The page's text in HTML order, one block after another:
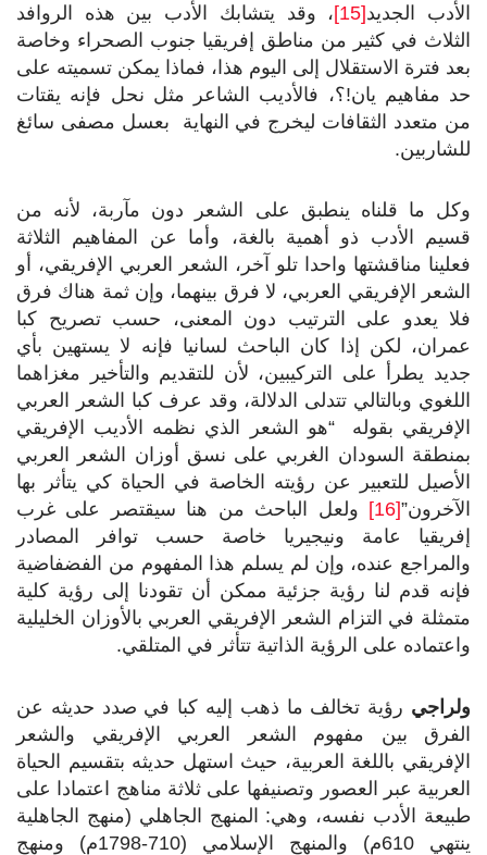
الأدب الجديد[15]
، وقد يتشابك الأدب بين هذه الروافد
الثلاث في كثير من مناطق إفريقيا جنوب الصحراء وخاصة
بعد فترة الاستقلال إلى اليوم هذا، فماذا يمكن تسميته على
حد مفاهيم يان!؟، فالأديب الشاعر مثل نحل فإنه يقتات
من متعدد الثقافات ليخرج في النهاية بعسل مصفى سائغ
للشاربين.
وكل ما قلناه ينطبق على الشعر دون مآربة، لأنه من
قسيم الأدب ذو أهمية بالغة، وأما عن المفاهيم الثلاثة
فعلينا مناقشتها واحدا تلو آخر، الشعر العربي الإفريقي، أو
الشعر الإفريقي العربي، لا فرق بينهما، وإن ثمة هناك فرق
فلا يعدو على الترتيب دون المعنى، حسب تصريح كبا
عمران، لكن إذا كان الباحث لسانيا فإنه لا يستهين بأي
جديد يطرأ على التركيبين، لأن للتقديم والتأخير مغزاهما
اللغوي وبالتالي تتدلى الدلالة، وقد عرف كبا الشعر العربي
الإفريقي بقوله “هو الشعر الذي نظمه الأديب الإفريقي
بمنطقة السودان الغربي على نسق أوزان الشعر العربي
الأصيل للتعبير عن رؤيته الخاصة في الحياة كي يتأثر بها
الآخرون”[16]
ولعل الباحث من هنا سيقتصر على غرب
إفريقيا عامة ونيجيريا خاصة حسب توافر المصادر
والمراجع عنده، وإن لم يسلم هذا المفهوم من الفضفاضية
فإنه قدم لنا رؤية جزئية ممكن أن تقودنا إلى رؤية كلية
متمثلة في التزام الشعر الإفريقي العربي بالأوزان الخليلية
واعتماده على الرؤية الذاتية تتأثر في المتلقي.
ولراجي رؤية تخالف ما ذهب إليه كبا في صدد حديثه عن
الفرق بين مفهوم الشعر العربي الإفريقي والشعر
الإفريقي باللغة العربية، حيث استهل حديثه بتقسيم الحياة
العربية عبر العصور وتصنيفها على ثلاثة مناهج اعتمادا على
طبيعة الأدب نفسه، وهي: المنهج الجاهلي (منهج الجاهلية
ينتهي 610م) والمنهج الإسلامي (710-1798م) ومنهج